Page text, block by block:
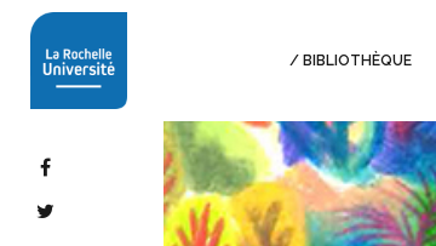
BIBLIOTHÈQUE